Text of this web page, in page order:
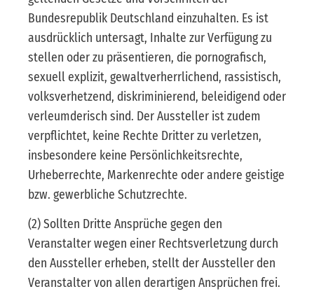
Bundesrepublik Deutschland einzuhalten. Es ist
ausdrücklich untersagt, Inhalte zur Verfügung zu
stellen oder zu präsentieren, die pornografisch,
sexuell explizit, gewaltverherrlichend, rassistisch,
volksverhetzend, diskriminierend, beleidigend oder
verleumderisch sind. Der Aussteller ist zudem
verpflichtet, keine Rechte Dritter zu verletzen,
insbesondere keine Persönlichkeitsrechte,
Urheberrechte, Markenrechte oder andere geistige
bzw. gewerbliche Schutzrechte.
(2) Sollten Dritte Ansprüche gegen den
Veranstalter wegen einer Rechtsverletzung durch
den Aussteller erheben, stellt der Aussteller den
Veranstalter von allen derartigen Ansprüchen frei.